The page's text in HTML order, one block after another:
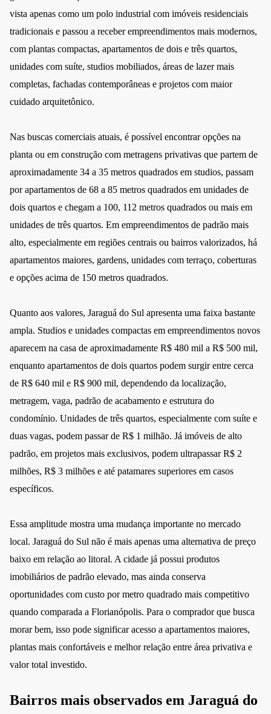
vista apenas como um polo industrial com imóveis residenciais
tradicionais e passou a receber empreendimentos mais modernos,
com plantas compactas, apartamentos de dois e três quartos,
unidades com suíte, studios mobiliados, áreas de lazer mais
completas, fachadas contemporâneas e projetos com maior
cuidado arquitetônico.
Nas buscas comerciais atuais, é possível encontrar opções na
planta ou em construção com metragens privativas que partem de
aproximadamente 34 a 35 metros quadrados em studios, passam
por apartamentos de 68 a 85 metros quadrados em unidades de
dois quartos e chegam a 100, 112 metros quadrados ou mais em
unidades de três quartos. Em empreendimentos de padrão mais
alto, especialmente em regiões centrais ou bairros valorizados, há
apartamentos maiores, gardens, unidades com terraço, coberturas
e opções acima de 150 metros quadrados.
Quanto aos valores, Jaraguá do Sul apresenta uma faixa bastante
ampla. Studios e unidades compactas em empreendimentos novos
aparecem na casa de aproximadamente R$ 480 mil a R$ 500 mil,
enquanto apartamentos de dois quartos podem surgir entre cerca
de R$ 640 mil e R$ 900 mil, dependendo da localização,
metragem, vaga, padrão de acabamento e estrutura do
condomínio. Unidades de três quartos, especialmente com suíte e
duas vagas, podem passar de R$ 1 milhão. Já imóveis de alto
padrão, em projetos mais exclusivos, podem ultrapassar R$ 2
milhões, R$ 3 milhões e até patamares superiores em casos
específicos.
Essa amplitude mostra uma mudança importante no mercado
local. Jaraguá do Sul não é mais apenas uma alternativa de preço
baixo em relação ao litoral. A cidade já possui produtos
imobiliários de padrão elevado, mas ainda conserva
oportunidades com custo por metro quadrado mais competitivo
quando comparada a Florianópolis. Para o comprador que busca
morar bem, isso pode significar acesso a apartamentos maiores,
plantas mais confortáveis e melhor relação entre área privativa e
valor total investido.
Bairros mais observados em Jaraguá do